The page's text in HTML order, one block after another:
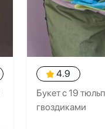
4.9
Букет с 19
гвоздиками